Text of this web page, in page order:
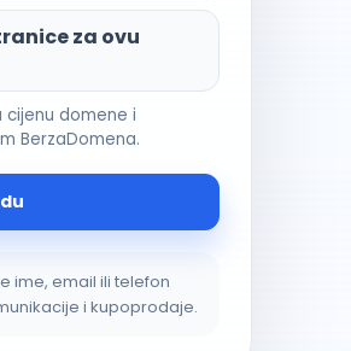
za ovu
cijenu domene i
BerzaDomena.
ime, email ili telefon
i kupoprodaje.